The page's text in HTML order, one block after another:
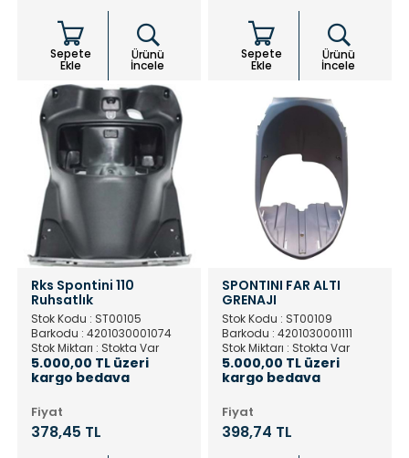
Sepete
Ekle
Ürünü
İncele
Sepete
Ekle
Ürünü
İncele
Rks Spontini 110
Ruhsatlık
Stok Kodu : ST00105
Barkodu : 4201030001074
Stok Miktarı : Stokta Var
5.000,00 TL üzeri
kargo bedava
Fiyat
378,45 TL
SPONTINI FAR ALTI
GRENAJI
Stok Kodu : ST00109
Barkodu : 4201030001111
Stok Miktarı : Stokta Var
5.000,00 TL üzeri
kargo bedava
Fiyat
398,74 TL